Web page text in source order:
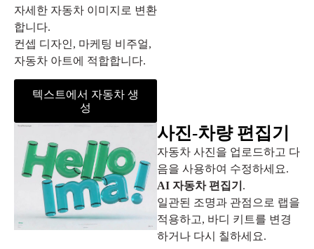
자세한 자동차 이미지로 변환
합니다.
컨셉 디자인, 마케팅 비주얼,
자동차 아트에 적합합니다.
텍스트에서 자동차 생
성
사진-차량 편집기
자동차 사진을 업로드하고 다
음을 사용하여 수정하세요.
AI 자동차 편집기 .
일관된 조명과 관점으로 랩을
적용하고, 바디 키트를 변경
하거나 다시 칠하세요.